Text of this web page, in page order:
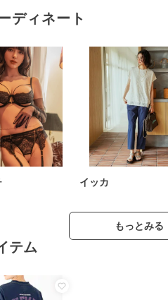
ディネート
イッカ
もっとみる
テム